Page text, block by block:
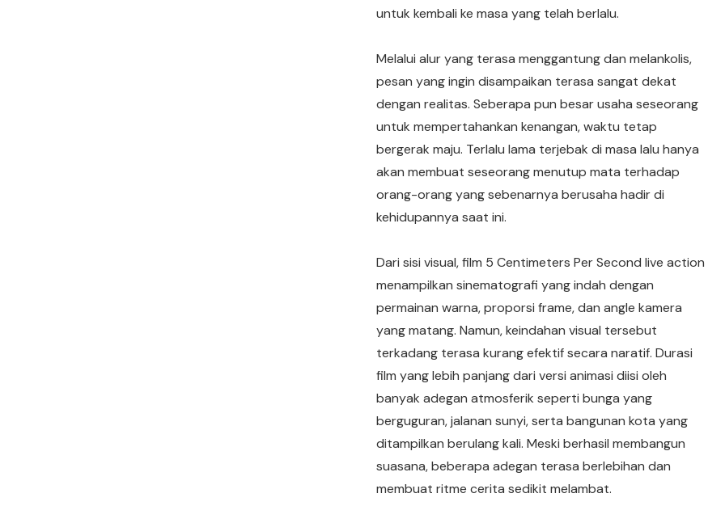
untuk kembali ke masa yang telah berlalu.
Melalui alur yang terasa menggantung dan melankolis,
pesan yang ingin disampaikan terasa sangat dekat
dengan realitas. Seberapa pun besar usaha seseorang
untuk mempertahankan kenangan, waktu tetap
bergerak maju. Terlalu lama terjebak di masa lalu hanya
akan membuat seseorang menutup mata terhadap
orang-orang yang sebenarnya berusaha hadir di
kehidupannya saat ini.
Dari sisi visual, film 5 Centimeters Per Second live action
menampilkan sinematografi yang indah dengan
permainan warna, proporsi frame, dan angle kamera
yang matang. Namun, keindahan visual tersebut
terkadang terasa kurang efektif secara naratif. Durasi
film yang lebih panjang dari versi animasi diisi oleh
banyak adegan atmosferik seperti bunga yang
berguguran, jalanan sunyi, serta bangunan kota yang
ditampilkan berulang kali. Meski berhasil membangun
suasana, beberapa adegan terasa berlebihan dan
membuat ritme cerita sedikit melambat.